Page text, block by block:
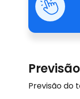
Previsão do